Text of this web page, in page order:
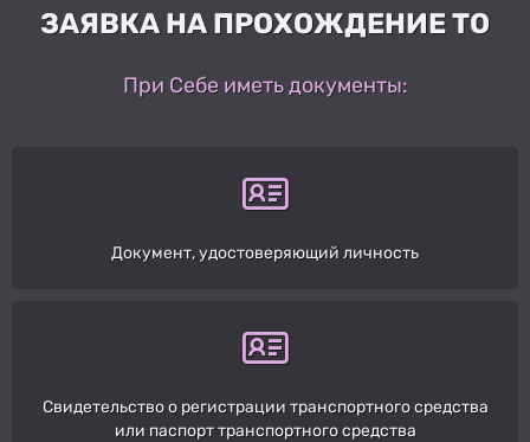
ЗАЯВКА НА ПРОХОЖДЕНИЕ ТО
При Себе иметь документы:
Документ, удостоверяющий личность
Свидетельство о регистрации транспортного средства
или паспорт транспортного средства